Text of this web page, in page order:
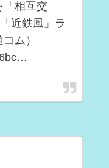
「相互交
近鉄風」ラ
ム）